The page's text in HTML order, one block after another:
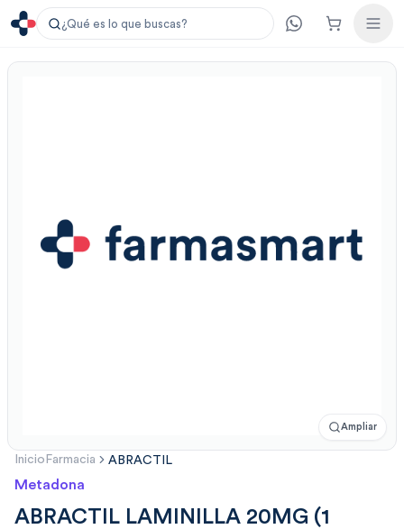
¿Qué es lo que buscas?
Ampliar
Inicio Farmacia ABRACTIL
Metadona
ABRACTIL LAMINILLA 20MG (1